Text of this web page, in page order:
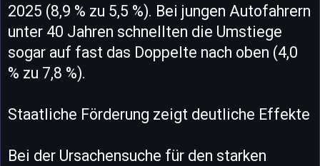
2025 (8,9 % zu 5,5 %). Bei jungen Autofahrern
unter 40 Jahren schnellten die Umstiege
sogar auf fast das Doppelte nach oben (4,0
% zu 7,8 %).
Staatliche Förderung zeigt deutliche Effekte
Bei der Ursachensuche für den starken